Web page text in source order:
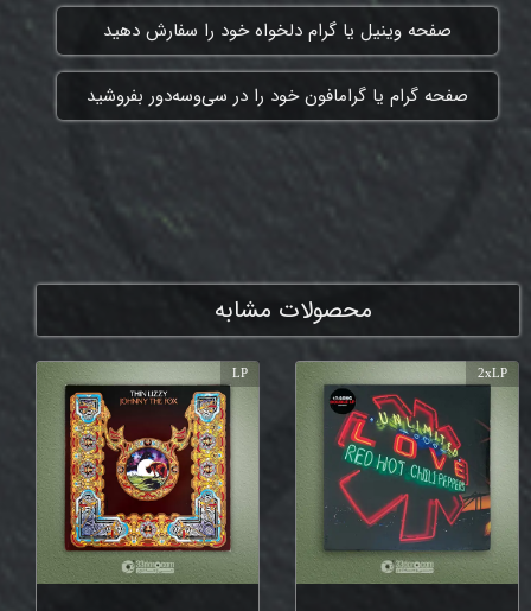
​صفحه وینیل یا گرام دلخواه خود را سفارش دهید
​صفحه گرام یا گرامافون خود را در سی‌وسه‌دور بفروشید
محصولات مشابه
2xLP
LP